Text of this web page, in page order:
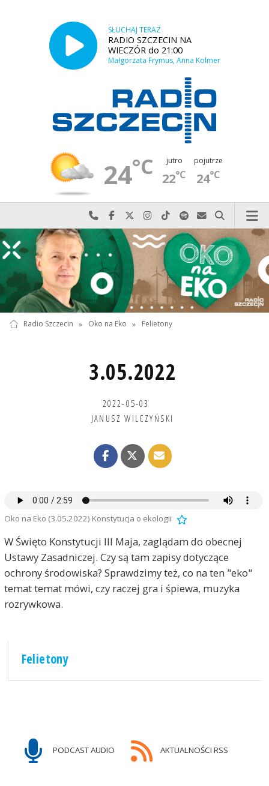
SŁUCHAJ TERAZ
RADIO SZCZECIN NA
WIECZÓR do 21:00
Małgorzata Frymus, Anna Kolmer
24°C jutro
22°C
pojutrze
24°C
Najlepiej po prostu do nas zadzwoń
Odwiedź nas na Facebook-u
Odwiedź nas na X
Odwiedź nas na Instagram-ie
Odwiedź nas na TikTok-u
Szukaj nas na Spotify
Wyślij do nas
Szukaj
Radio Szczecin » Oko na Eko » Felietony
3.05.2022
2022-05-03
JANUSZ WILCZYŃSKI
Oko na Eko (3.05.2022) Konstytucja o ekologii
W Święto Konstytucji III Maja, zaglądam do obecnej
Ustawy Zasadniczej. Czy są tam zapisy dotyczące
ochrony środowiska? Sprawdzimy też, co na ten "eko"
temat temat mówi, czy raczej gra i śpiewa, muzyka
rozrywkowa.
Felietony
PODCAST AUDIO AKTUALNOŚCI RSS